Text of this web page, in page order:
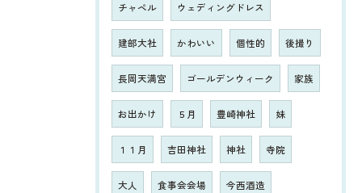
チャペル ウェディングドレス
建部大社 かわいい 個性的 後撮り
長岡天満宮 ゴールデンウィーク 家族
お出かけ ５月 豊崎神社 妹
１１月 吉田神社 神社 寺院
大人 食事会会場 今西酒造